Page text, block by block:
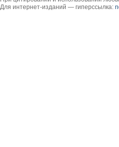
Для интернет-изданий — гиперссылка: